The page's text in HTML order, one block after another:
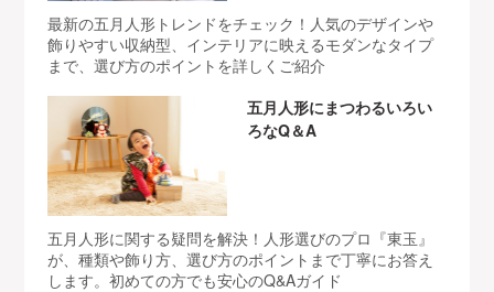
最新の五月人形トレンドをチェック！人気のデザインや
飾りやすい収納型、インテリアに映えるモダンなタイプ
まで、選び方のポイントを詳しくご紹介
五月人形にまつわるいろい
ろなQ＆A
五月人形に関する疑問を解決！人形選びのプロ『東玉』
が、種類や飾り方、選び方のポイントまで丁寧にお答え
します。初めての方でも安心のQ&Aガイド